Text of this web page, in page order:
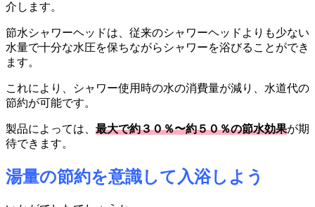
介します。
節水シャワーヘッドは、従来のシャワーヘッドよりも少ない
水量で十分な水圧を保ちながらシャワーを浴びることができ
ます。
これにより、シャワー使用時の水の消費量が減り、水道代の
節約が可能です。
製品によっては、 最大で約３０％〜約５０％の節水効果が期
待できます。
湯量の節約を意識して入浴しよう